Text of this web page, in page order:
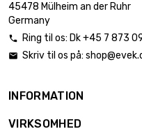
45478 Mülheim an der Ruhr
Germany
 Ring til os: Dk +45 7 873
 Skriv til os på:
INFORMATION
VIRKSOMHED